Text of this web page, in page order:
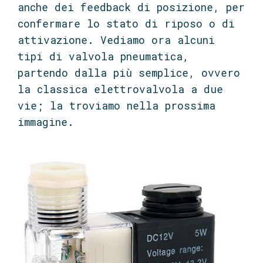
anche dei feedback di posizione, per
confermare lo stato di riposo o di
attivazione. Vediamo ora alcuni
tipi di valvola pneumatica,
partendo dalla più semplice, ovvero
la classica elettrovalvola a due
vie; la troviamo nella prossima
immagine.